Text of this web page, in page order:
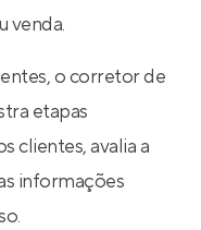
venda.
o corretor de
etapas
clientes, avalia a
informações